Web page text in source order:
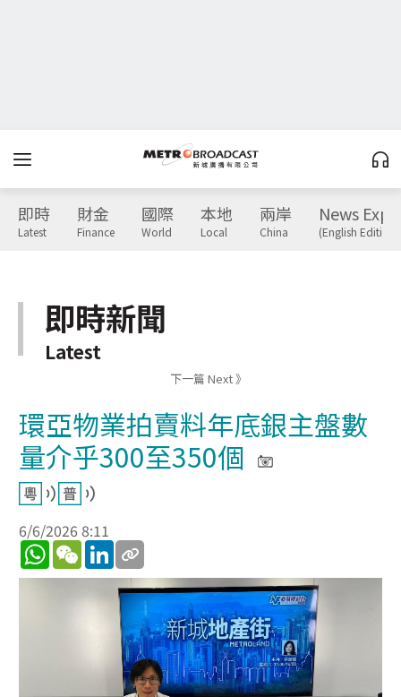
即時
Latest
財金
Finance
國際
World
本地
Local
兩岸
China
News
(English Edition)
即時新聞
Latest
下一篇 Next 》
環亞物業拍賣料年底銀主盤數
量介乎300至350個
6/6/2026 8:11
WhatsApp
WeChatLinkedIn